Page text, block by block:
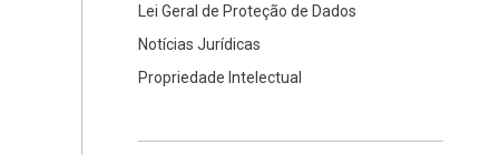
Lei Geral de Proteção de Dados
Notícias Jurídicas
Propriedade Intelectual